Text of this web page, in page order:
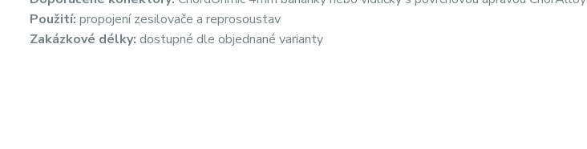
Použití: propojení zesilovače a reprosoustav
Zakázkové délky: dostupné dle objednané varianty